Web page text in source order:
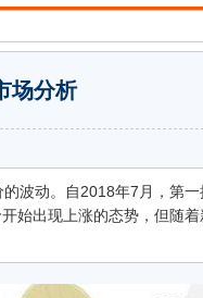
场分析
波动。自2018年7月，第
始出现上涨的态势，但随